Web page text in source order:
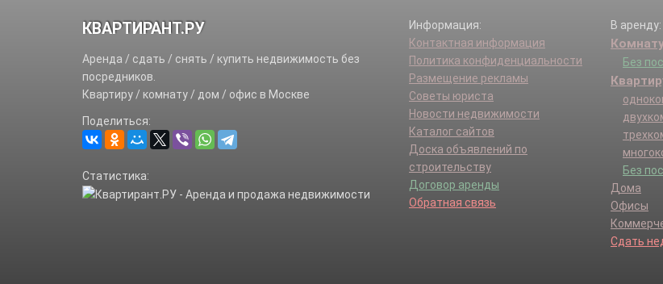
КВАРТИРАНТ.РУ
Аренда / сдать / снять / купить недвижимость без
посредников.
Квартиру / комнату / дом / офис в Москве
Поделиться:
Статистика:
Информация:
Контактная информация
Политика конфиденциальности
Размещение рекламы
Советы юриста
Новости недвижимости
Каталог сайтов
Доска объявлений по
строительству
Договор аренды
Обратная связь
В аренду:
Без
Без
Дома
Офисы
Сдать